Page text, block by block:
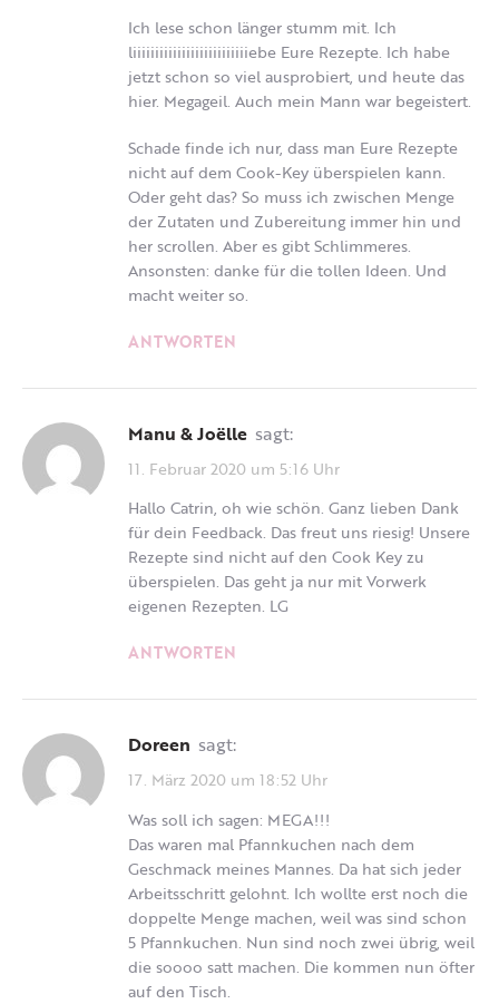
Ich lese schon länger stumm mit. Ich
liiiiiiiiiiiiiiiiiiiiiiiiiiebe Eure Rezepte. Ich habe
jetzt schon so viel ausprobiert, und heute das
hier. Megageil. Auch mein Mann war begeistert.
Schade finde ich nur, dass man Eure Rezepte
nicht auf dem Cook-Key überspielen kann.
Oder geht das? So muss ich zwischen Menge
der Zutaten und Zubereitung immer hin und
her scrollen. Aber es gibt Schlimmeres.
Ansonsten: danke für die tollen Ideen. Und
macht weiter so.
ANTWORTEN
Manu & Joëlle sagt:
11. Februar 2020 um 5:16 Uhr
Hallo Catrin, oh wie schön. Ganz lieben Dank
für dein Feedback. Das freut uns riesig! Unsere
Rezepte sind nicht auf den Cook Key zu
überspielen. Das geht ja nur mit Vorwerk
eigenen Rezepten. LG
ANTWORTEN
Doreen sagt:
17. März 2020 um 18:52 Uhr
Was soll ich sagen: MEGA!!!
Das waren mal Pfannkuchen nach dem
Geschmack meines Mannes. Da hat sich jeder
Arbeitsschritt gelohnt. Ich wollte erst noch die
doppelte Menge machen, weil was sind schon
5 Pfannkuchen. Nun sind noch zwei übrig, weil
die soooo satt machen. Die kommen nun öfter
auf den Tisch.